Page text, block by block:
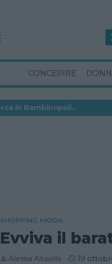
CONCEPIRE
SHOPPING MODA
Evviva il
Alessia Altavilla 19